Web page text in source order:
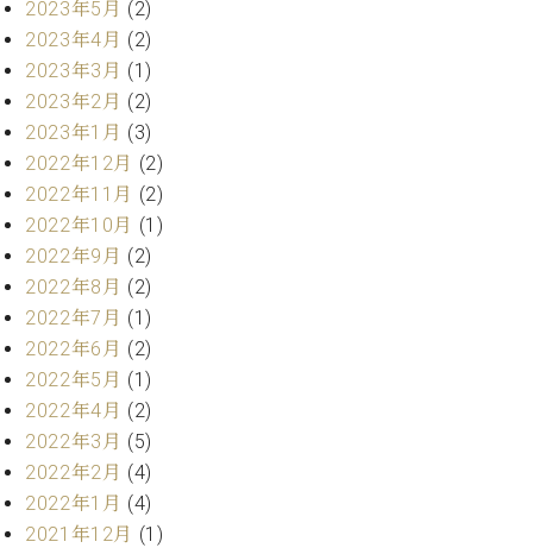
ベ
ヒ
シ
タ
イ
ン
コ
ン
サ
ー
ト
ア
ッ
プ
ラ
ト
ピ
ア
ノ
納
入
績
音
楽
教
室
ご
愛
者
の
声
コ
ン
ク
ル
音
楽
教
室
ラ
ム
京
店
長
ご
挨
拶
展
情
報
ホー
ル・
スタ
ジオ
レン
タル
ホー
2023年5月 (2)
2023年4月 (2)
2023年3月 (1)
2023年2月 (2)
2023年1月 (3)
2022年12月 (2)
2022年11月 (2)
2022年10月 (1)
2022年9月 (2)
2022年8月 (2)
2022年7月 (1)
2022年6月 (2)
2022年5月 (1)
2022年4月 (2)
2022年3月 (5)
2022年2月 (4)
2022年1月 (4)
2021年12月 (1)